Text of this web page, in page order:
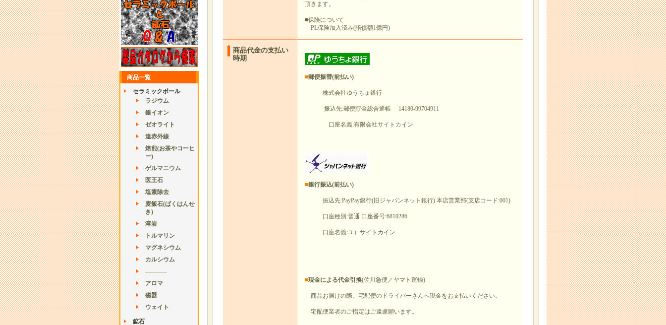
商品一覧
セラミックボール
ラジウム
銀イオン
ゼオライト
遠赤外線
焙煎(お茶やコーヒ
ー)
ゲルマニウム
医王石
塩素除去
麦飯石(ばくはんせ
き)
溶岩
トルマリン
マグネシウム
カルシウム
-----------
アロマ
磁器
ウェイト
鉱石
頂きます。
■保険について
PL保険加入済み(賠償額1億円)
商品代金の支払い
時期
■郵便振替(前払い)
株式会社ゆうちょ銀行
振込先:郵便貯金総合通帳 14180-99704911
口座名義:有限会社サイトカイン
■銀行振込(前払い)
振込先:PayPay銀行(旧ジャパンネット銀行) 本店営業部(支店コード:001)
口座種別:普通 口座番号:6810286
口座名義:ユ）サイトカイン
■現金による代金引換(佐川急便／ヤマト運輸)
商品お届けの際、宅配便のドライバーさんへ現金をお支払いください。
宅配便業者のご指定はご遠慮願います。